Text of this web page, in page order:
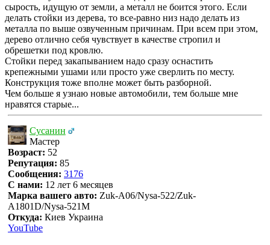
сырость, идущую от земли, а металл не боится этого. Если
делать стойки из дерева, то все-равно низ надо делать из
металла по выше озвученным причинам. При всем при этом,
дерево отлично себя чувствует в качестве стропил и
обрешетки под кровлю.
Стойки перед закапыванием надо сразу оснастить
крепежными ушами или просто уже сверлить по месту.
Конструкция тоже вполне может быть разборной.
Чем больше я узнаю новые автомобили, тем больше мне
нравятся старые...
Сусанин
Мастер
Возраст: 52
Репутация: 85
Сообщения: 3176
С нами: 12 лет 6 месяцев
Марка вашего авто: Zuk-A06/Nysa-522/Zuk-
A1801D/Nysa-521M
Откуда: Киев Украина
YouTube